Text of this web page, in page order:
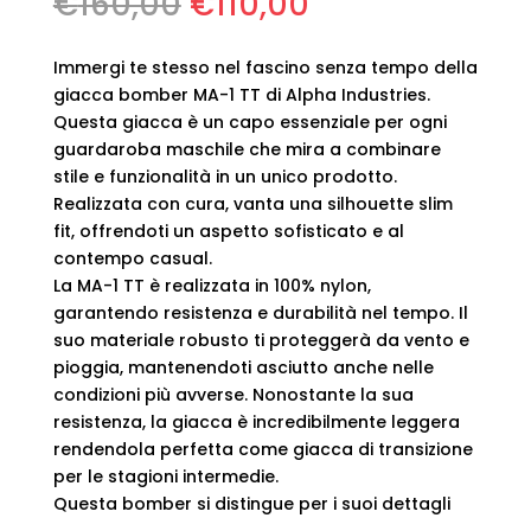
prezzo
originale
era:
€160,00.
attuale
è:
€110,00.
Immergi te stesso nel fascino senza tempo della
giacca bomber MA-1 TT di Alpha Industries.
Questa giacca è un capo essenziale per ogni
guardaroba maschile che mira a combinare
stile e funzionalità in un unico prodotto.
Realizzata con cura, vanta una silhouette slim
fit, offrendoti un aspetto sofisticato e al
contempo casual.
La MA-1 TT è realizzata in 100% nylon,
garantendo resistenza e durabilità nel tempo. Il
suo materiale robusto ti proteggerà da vento e
pioggia, mantenendoti asciutto anche nelle
condizioni più avverse. Nonostante la sua
resistenza, la giacca è incredibilmente leggera
rendendola perfetta come giacca di transizione
per le stagioni intermedie.
Questa bomber si distingue per i suoi dettagli